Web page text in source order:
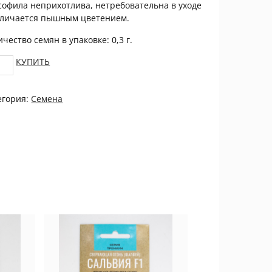
неприхотлива, нетребовательна в уходе
пышным цветением.
семян в упаковке: 0,3 г.
КУПИТЬ
Семена